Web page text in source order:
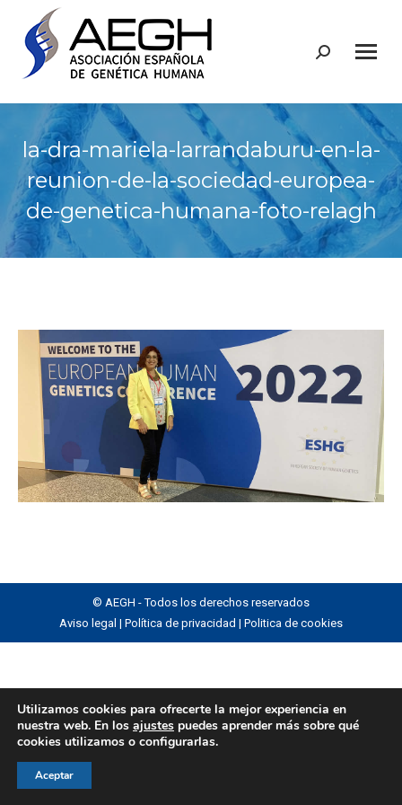
Buscar:
la-dra-mariela-larrandaburu-en-la-
reunion-de-la-sociedad-europea-
de-genetica-humana-foto-relagh
© AEGH - Todos los derechos reservados
Aviso legal | Política de privacidad | Politica de cookies
Utilizamos cookies para ofrecerte la mejor experiencia en
nuestra web. En los ajustes puedes aprender más sobre qué
cookies utilizamos o configurarlas.
Aceptar